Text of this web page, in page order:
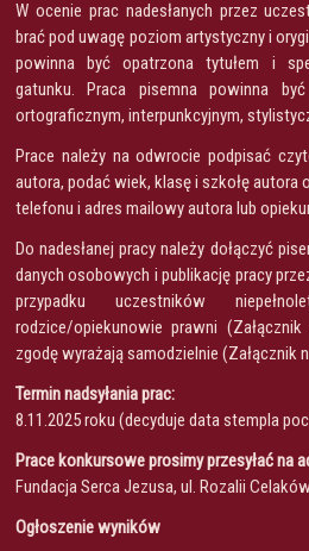
W ocenie prac nadesłanych przez
brać pod uwagę poziom artystyczny i
powinna być opatrzona tytułem i
gatunku. Praca pisemna powinna
ortograficznym, interpunkcyjnym,
Prace należy na odwrocie podpisać
autora, podać wiek, klasę i szkołę autora
telefonu i adres mailowy autora lub
Do nadesłanej pracy należy dołączyć
danych osobowych i publikację pracy
przypadku uczestników
rodzice/opiekunowie prawni
zgodę wyrażają samodzielnie (Załącznik
Termin nadsyłania prac:
8.11.2025 roku (decyduje data stempla
Prace konkursowe prosimy przesyłać na
Fundacja Serca Jezusa, ul. Rozalii
Ogłoszenie wyników